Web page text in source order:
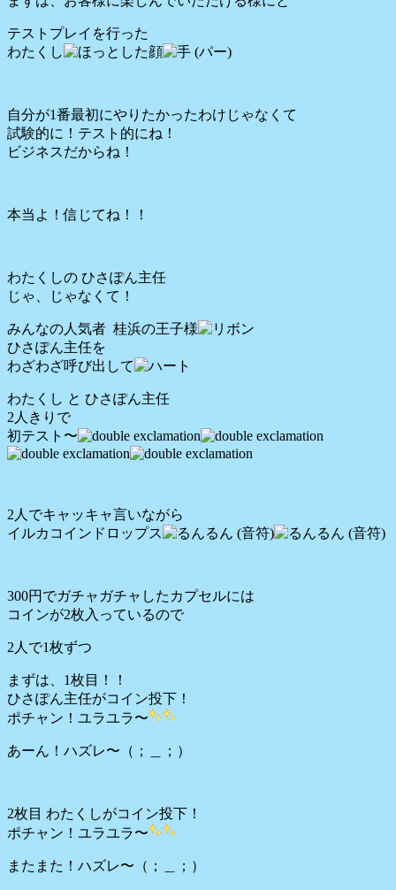
テストプレイを行った
わたくし
自分が1番最初にやりたかったわけじゃなくて
試験的に！テスト的にね！
ビジネスだからね！
本当よ！信じてね！！
わたくしの ひさぽん主任
じゃ、じゃなくて！
みんなの人気者 桂浜の王子様
ひさぽん主任を
わざわざ呼び出して
わたくし と ひさぽん主任
2人きりで
初テスト〜
2人でキャッキャ言いながら
イルカコインドロップス
300円でガチャガチャしたカプセルには
コインが2枚入っているので
2人で1枚ずつ
まずは、1枚目！！
ひさぽん主任がコイン投下！
ポチャン！ユラユラ〜
あーん！ハズレ〜（；＿；）
2枚目 わたくしがコイン投下！
ポチャン！ユラユラ〜
またまた！ハズレ〜（；＿；）